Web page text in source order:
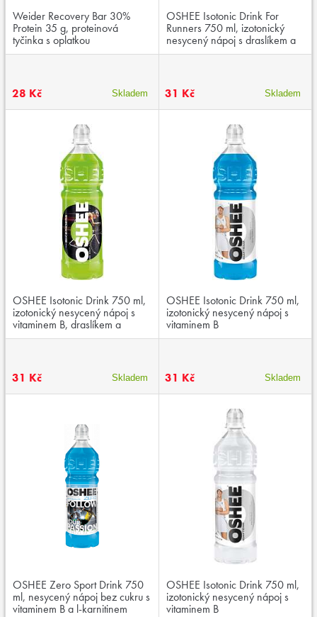
Weider Recovery Bar 30%
Protein 35 g, proteinová
tyčinka s oplatkou
28 Kč Skladem
OSHEE Isotonic Drink For
Runners 750 ml, izotonický
nesycený nápoj s draslíkem a
hořčíkem
31 Kč Skladem
OSHEE Isotonic Drink 750 ml,
izotonický nesycený nápoj s
vitaminem B, draslíkem a
BCAA,
31 Kč Skladem
OSHEE Isotonic Drink 750 ml,
izotonický nesycený nápoj s
vitaminem B
31 Kč Skladem
OSHEE Zero Sport Drink 750
ml, nesycený nápoj bez cukru s
vitaminem B a l-karnitinem
OSHEE Isotonic Drink 750 ml,
izotonický nesycený nápoj s
vitaminem B